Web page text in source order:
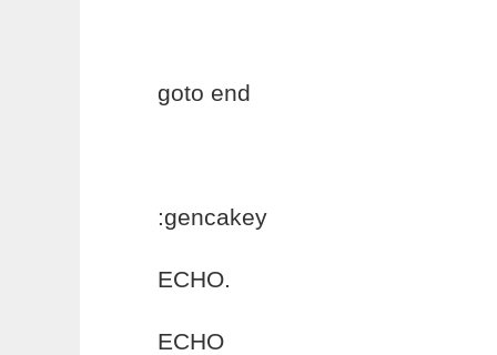
goto end
:gencakey
ECHO.
ECHO